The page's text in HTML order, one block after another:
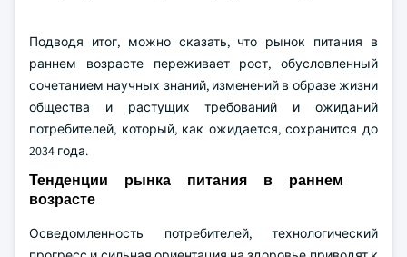
Подводя итог, можно сказать, что рынок питания в
раннем возрасте переживает рост, обусловленный
сочетанием научных знаний, изменений в образе жизни
общества и растущих требований и ожиданий
потребителей, который, как ожидается, сохранится до
2034 года.
Тенденции рынка питания в раннем
возрасте
Осведомленность потребителей, технологический